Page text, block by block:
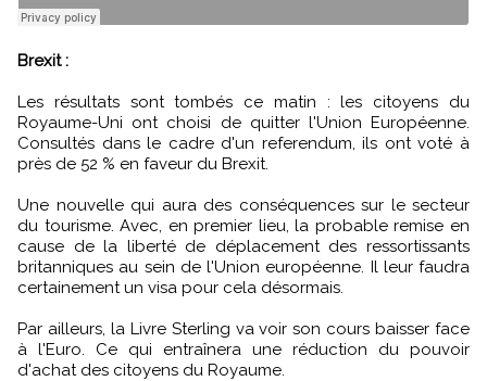
Brexit :
Les résultats sont tombés ce matin : les citoyens du
Royaume-Uni ont choisi de quitter l'Union Européenne.
Consultés dans le cadre d'un referendum, ils ont voté à
près de 52 % en faveur du Brexit.
Une nouvelle qui aura des conséquences sur le secteur
du tourisme. Avec, en premier lieu, la probable remise en
cause de la liberté de déplacement des ressortissants
britanniques au sein de l'Union européenne. Il leur faudra
certainement un visa pour cela désormais.
Par ailleurs, la Livre Sterling va voir son cours baisser face
à l'Euro. Ce qui entraînera une réduction du pouvoir
d'achat des citoyens du Royaume.